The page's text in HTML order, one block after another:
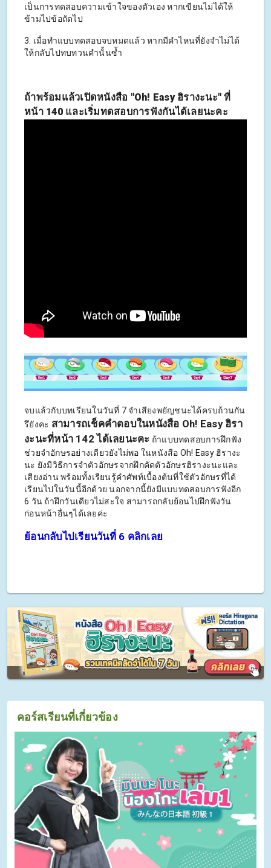
เป็นการทดสอบความเข้าใจของตัวเอง หากเขียนไม่ได้ให้
ข้ามไปข้อถัดไป
3. เมื่อทำแบบทดสอบจบหมดแล้ว หากมีคำไหนที่ยังจำไม่ได้
ให้กลับไปทบทวนคำนั้นซ้ำ
ถ้าพร้อมแล้วเปิดหนังสือ "Oh! Easy ฮิรางะนะ" ที่
หน้า 140 และเริ่มทดสอบการฟังกันได้เลยนะคะ
จบแล้วกับบทเรียนในวันที่ 7 จำเสียงพยัญชนะได้ครบถ้วนกัน
รึยังคะ สามารถเช็คคำตอบในหนังสือ Oh! Easy ฮิรา
งะนะที่หน้า 142 ได้เลยนะคะ ถ้าแบบทดสอบการฝึกฟัง
ช่วยจำอักษรอย่างเดียวยังไม่พอ ในหนังสือ Oh! Easy ฮิรางะ
นะ ยังมีวิธีการจำตัวอักษรจากฝึกคัดตัวอักษรฮิรางะนะและ
เสียงอ่าน พร้อมทั้งเรียนรู้คำศัพท์เบื้องต้นที่ใช้ตัวอักษรที่ได้
เรียนไปในวันนี้อีกด้วย นอกจากนี้ยังมีแบบทดสอบการฟังอีก
6 วัน ถ้าฝึกวันเดียวไม่สะใจ สามารถกลับย้อนไปฝึกฟังวัน
ก่อนหน้าอื่นๆได้เลยค่ะ
ย้อนกลับไปเรียนวันที่ 6 คลิกเลย
คอร์สเรียนที่เกี่ยวข้อง